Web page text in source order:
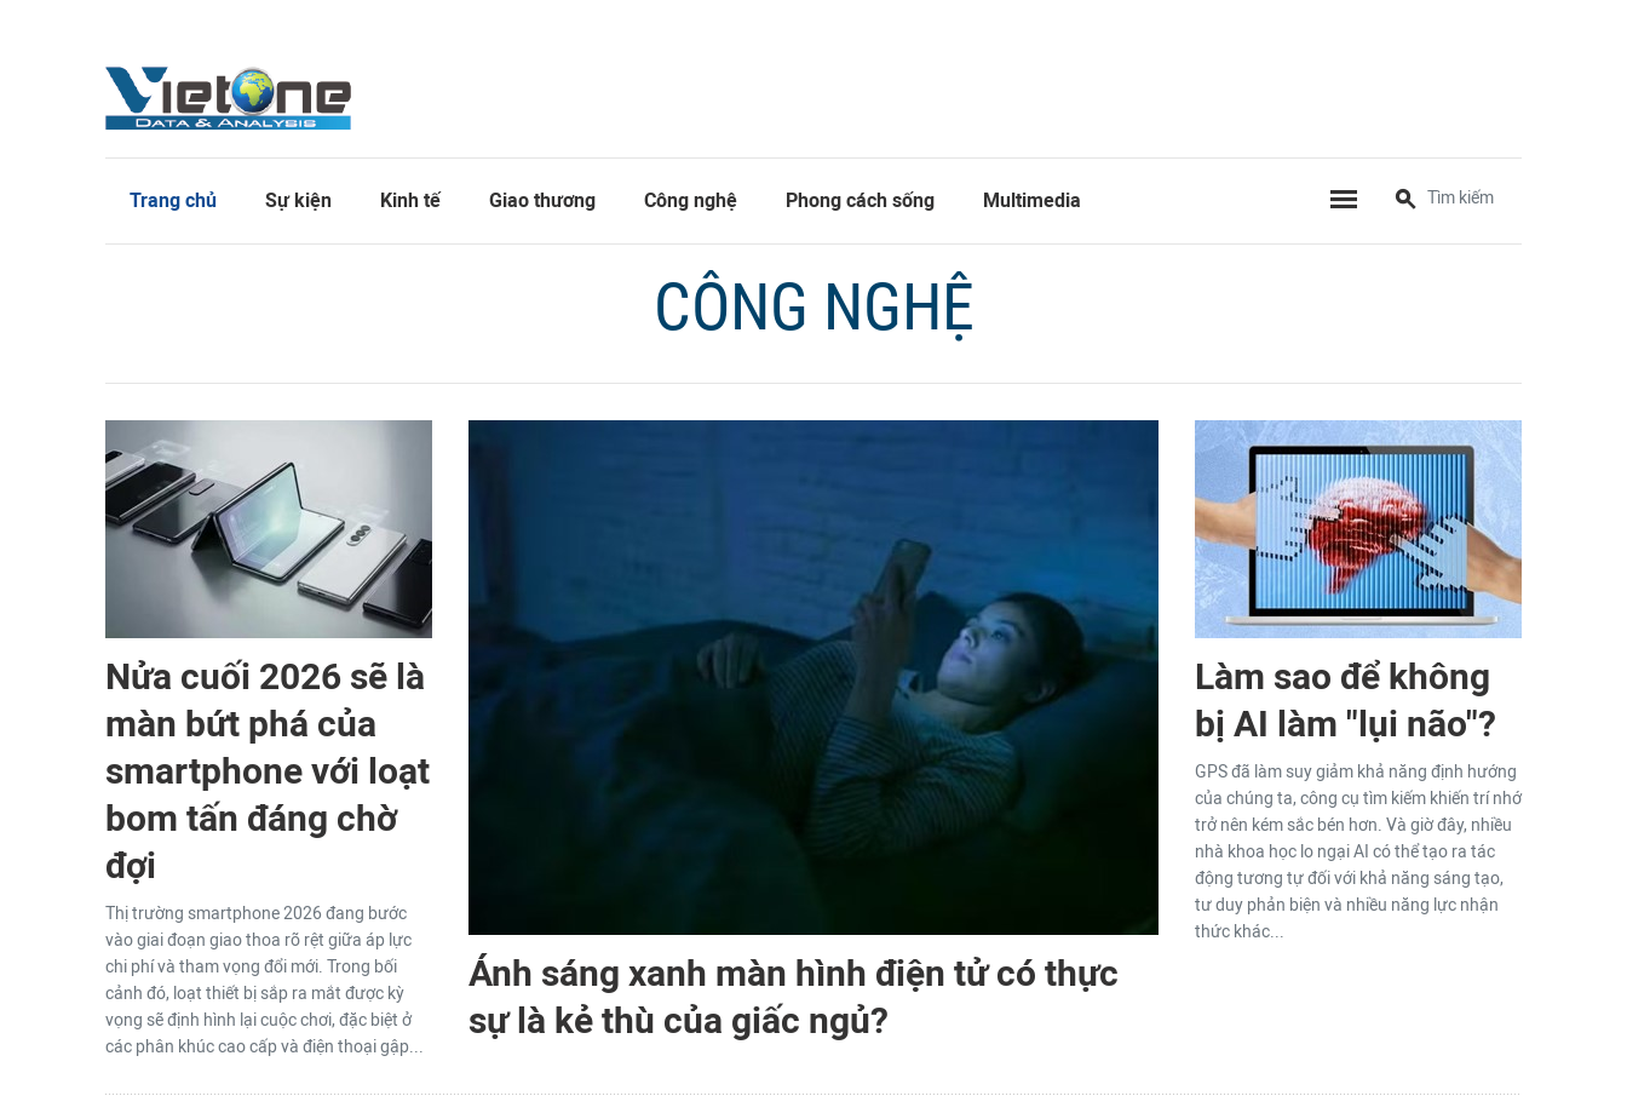
Trang chủ Sự kiện Kinh tế Giao thương Công nghệ Phong cách sống Multimedia
CÔNG NGHỆ
Nửa cuối 2026 sẽ là
màn bứt phá của
smartphone với loạt
bom tấn đáng chờ
đợi
Thị trường smartphone 2026 đang bước
vào giai đoạn giao thoa rõ rệt giữa áp lực
chi phí và tham vọng đổi mới. Trong bối
cảnh đó, loạt thiết bị sắp ra mắt được kỳ
vọng sẽ định hình lại cuộc chơi, đặc biệt ở
các phân khúc cao cấp và điện thoại gập...
Ánh sáng xanh màn hình điện tử có thực
sự là kẻ thù của giấc ngủ?
Làm sao để không
bị AI làm "lụi não"?
GPS đã làm suy giảm khả năng định hướng
của chúng ta, công cụ tìm kiếm khiến trí nhớ
trở nên kém sắc bén hơn. Và giờ đây, nhiều
nhà khoa học lo ngại AI có thể tạo ra tác
động tương tự đối với khả năng sáng tạo,
tư duy phản biện và nhiều năng lực nhận
thức khác...